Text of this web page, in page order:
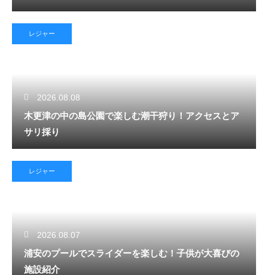
レジャー
2026.08.08
木更津の中の島公園で楽しむ潮干狩り！アクセスとア
サリ採り
レジャー
2026.08.07
浦安のプールでスライダーを楽しむ！子供が大喜びの
施設紹介